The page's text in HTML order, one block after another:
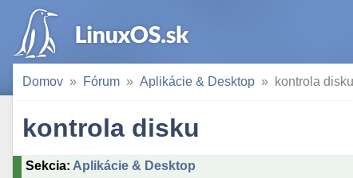
Domov Fórum Aplikácie & Desktop kontrola disku
kontrola disku
Sekcia: Aplikácie & Desktop